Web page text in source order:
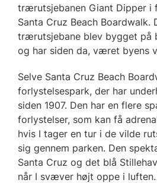
trærutsjebanen Giant Dipper i
Santa Cruz Beach Boardwalk.
trærutsjebane blev bygget på
og har siden da, været byens
Selve Santa Cruz Beach
forlystelsespark, der har
siden 1907. Den har en flere
forlystelser, som kan få
hvis I tager en tur i de vilde
sig gennem parken. Den
Santa Cruz og det blå
når I svæver højt oppe i